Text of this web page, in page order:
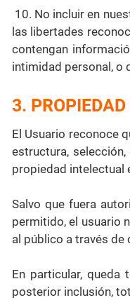
10. No incluir en
las libertades
contengan
intimidad personal, o
3.
El Usuario reconoce
estructura,
propiedad intelectual
Salvo que fuera
permitido, el usuario
al público a través
En particular, queda
posterior inclusión,